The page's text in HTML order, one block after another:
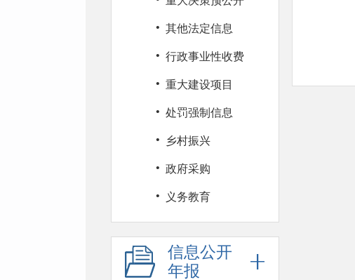
· 其他法定信息
· 行政事业性收费
· 重大建设项目
· 处罚强制信息
· 乡村振兴
· 政府采购
· 义务教育
信息公开
年报